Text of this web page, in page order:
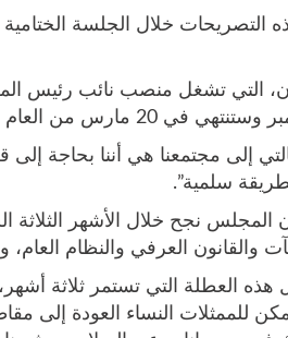
التصريحات خلال الجلسة
التي تشغل منصب نائب رئيس
إلى مجتمعنا هي أننا بحاجة
سلمية”.
المجلس نجح خلال الأشهر الثلاثة
والقانون العرفي والنظام العام، وموازنة
هذه العطلة التي تستمر ثلاثة
ويمكن للممثلات النساء العودة إلى